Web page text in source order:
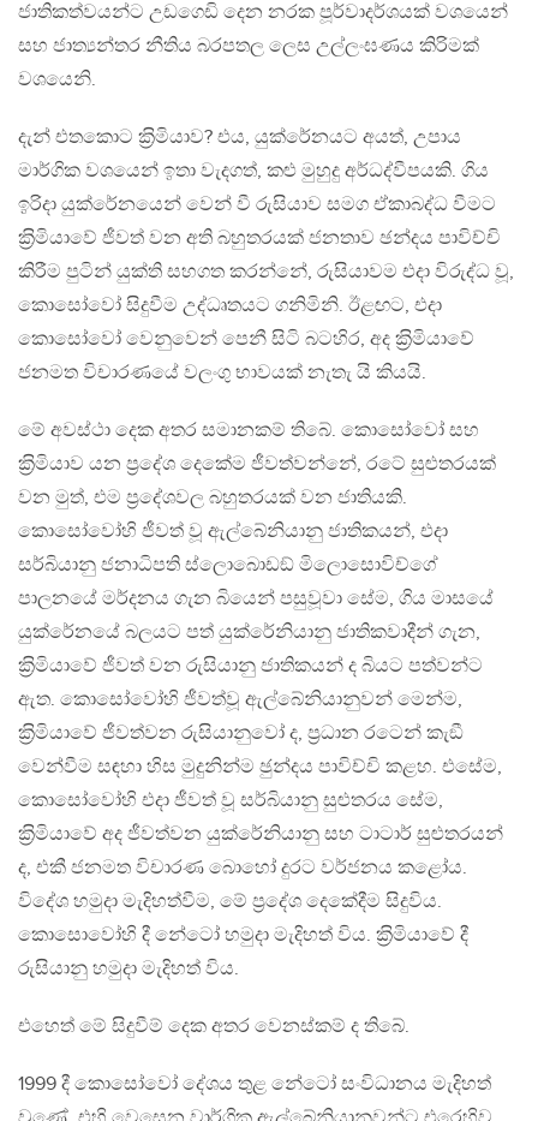
ජාතිකත්වයන්ට උඩගෙඩි දෙන නරක පූර්වාදර්ශයක් වශයෙන්
සහ ජාත්‍යන්තර නීතිය බරපතල ලෙස උල්ලංඝණය කිරිමක්
වශයෙනි.
දැන් එතකොට ක‍්‍රිමියාව? එය, යුක්රේනයට අයත්, උපාය
මාර්ගික වශයෙන් ඉතා වැදගත්, කළු මුහුදු අර්ධද්වීපයකි. ගිය
ඉරිදා යුක්රේනයෙන් වෙන් වී රුසියාව සමග ඒකාබද්ධ වීමට
ක‍්‍රිමියාවේ ජීවත් වන අති බහුතරයක් ජනතාව ඡන්දය පාවිච්චි
කිරීම පුටින් යුක්ති සහගත කරන්නේ, රුසියාවම එදා විරුද්ධ වූ,
කොසෝවෝ සිදුවීම උද්ධෘතයට ගනිමිනි. ඊළඟට, එදා
කොසෝවෝ වෙනුවෙන් පෙනී සිටි බටහිර, අද ක‍්‍රිමියාවේ
ජනමත විචාරණයේ වලංගු භාවයක් නැතැ යි කියයි.
මේ අවස්ථා දෙක අතර සමානකම් තිබේ. කොසෝවෝ සහ
ක‍්‍රිමියාව යන ප‍්‍රදේශ දෙකේම ජීවත්වන්නේ, රටේ සුළුතරයක්
වන මුත්, එම ප‍්‍රදේශවල බහුතරයක් වන ජාතියකි.
කොසෝවෝහි ජීවත් වූ ඇල්බේනියානු ජාතිකයන්, එදා
සර්බියානු ජනාධිපති ස්ලොබොඩඞ් මිලොසොවිච්ගේ
පාලනයේ මර්දනය ගැන බියෙන් පසුවූවා සේම, ගිය මාසයේ
යුක්රේනයේ බලයට පත් යුක්රේනියානු ජාතිකවාදීන් ගැන,
ක‍්‍රිමියාවේ ජීවත් වන රුසියානු ජාතිකයන් ද බියට පත්වන්ට
ඇත. කොසෝවෝහි ජීවත්වූ ඇල්බේනියානුවන් මෙන්ම,
ක‍්‍රිමියාවේ ජීවත්වන රුසියානුවෝ ද, ප‍්‍රධාන රටෙන් කැඞී
වෙන්වීම සඳහා හිස මුදුනින්ම ඡුන්දය පාවිච්චි කළහ. එසේම,
කොසෝවෝහි එදා ජීවත් වූ සර්බියානු සුළුතරය සේම,
ක‍්‍රිමියාවේ අද ජීවත්වන යුක්රේනියානු සහ ටාටාර් සුළුතරයන්
ද, එකී ජනමත විචාරණ බොහෝ දුරට වර්ජනය කළෝය.
විදේශ හමුදා මැදිහත්වීම, මේ ප‍්‍රදේශ දෙකේදීම සිදුවිය.
කොසොවෝහි දී නේටෝ හමුදා මැදිහත් විය. ක‍්‍රිමියාවේ දී
රුසියානු හමුදා මැදිහත් විය.
එහෙත් මේ සිදුවීම් දෙක අතර වෙනස්කම් ද තිබේ.
1999 දී කොසෝවෝ දේශය තුළ නේටෝ සංවිධානය මැදිහත්